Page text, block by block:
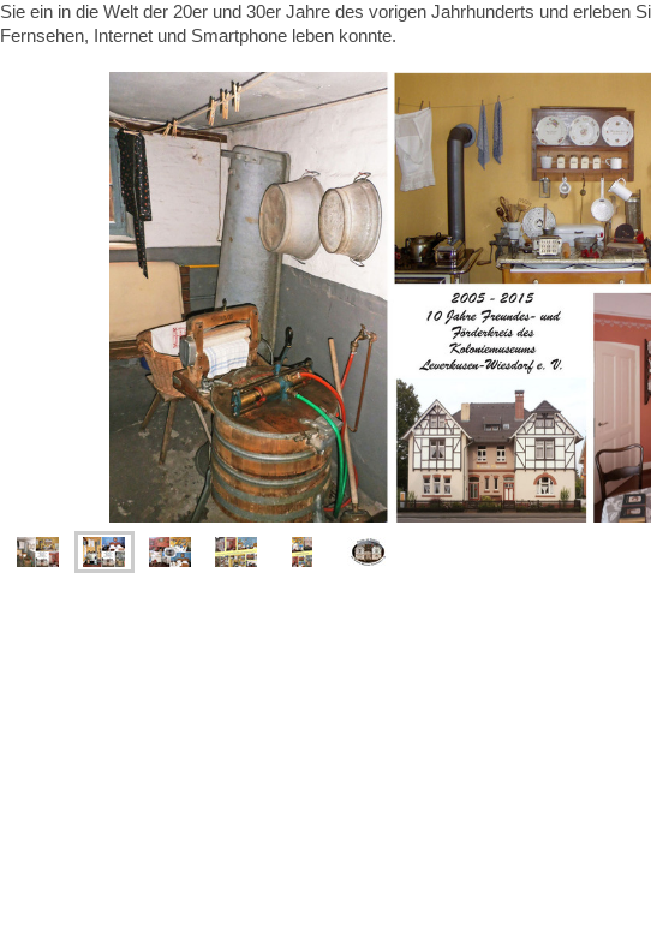
Sie ein in die Welt der 20er und 30er Jahre des vorigen Jahrhunderts und erleben
Fernsehen, Internet und Smartphone leben konnte.